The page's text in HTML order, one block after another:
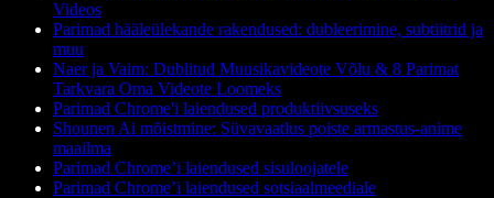
Videos
Parimad hääleülekande rakendused: dubleerimine, subtiitrid ja
muu
Naer ja Vaim: Dublitud Muusikavideote Võlu & 8 Parimat
Tarkvara Oma Videote Loomeks
Parimad Chrome'i laiendused produktiivsuseks
Shounen Ai mõistmine: Süvavaatlus poiste armastus-anime
maailma
Parimad Chrome’i laiendused sisuloojatele
Parimad Chrome’i laiendused sotsiaalmeediale